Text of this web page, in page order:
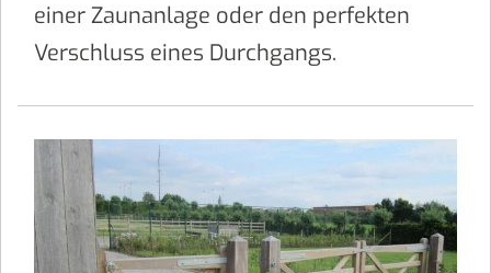
einer Zaunanlage oder den perfekten
Verschluss eines Durchgangs.